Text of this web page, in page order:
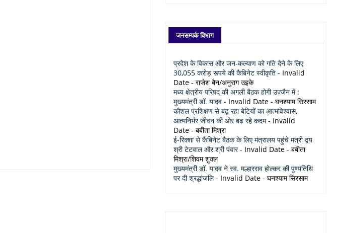
जनसम्पर्क विभाग
प्रदेश के विकास और जन-कल्याण को गति देने के लिए
30,055 करोड़ रूपये की कैबिनेट स्वीकृति - Invalid
Date - राजेश बैन/अनुराग उइके
मध्य क्षेत्रीय परिषद् की अगली बैठक होगी उज्जैन में :
मुख्यमंत्री डॉ. यादव - Invalid Date - घनश्याम सिरसाम
कौशल प्रशिक्षण से बढ़ रहा बेटियों का आत्मविश्वास,
आत्मनिर्भर जीवन की ओर बढ़ रहे कदम- Invalid
Date - बबीता मिश्रा
ई-रिक्शा से कैबिनेट बैठक के लिए मंत्रालय पहुंचे मंत्री द्वय
श्री टेटवाल और श्री पंवार- Invalid Date - बबीता
मिश्रा/शिवम शुक्ल
मुख्यमंत्री डॉ. यादव ने स्व. मल्हारराव होल्कर की पुण्यतिथि
पर दी श्रद्धांजलि- Invalid Date - घनश्याम सिरसाम